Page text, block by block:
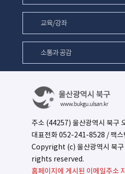
교육/강좌
소통과 공감
주소 (44257) 울산광역시 북구
대표전화052-241-8528 / 팩
Copyright (c) 울산광역시 북구
rights reserved.
홈페이지에 게시된 이메일주소